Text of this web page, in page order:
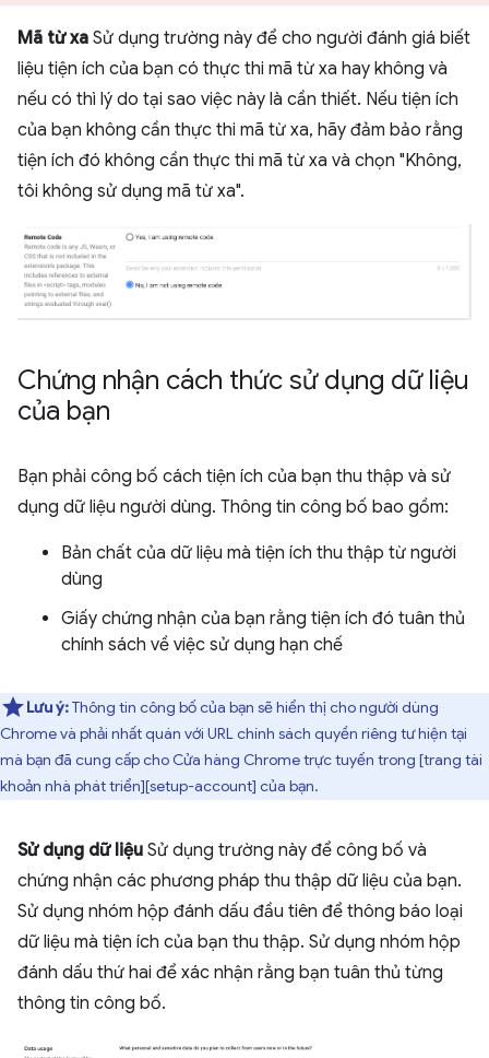
Mã từ xa Sử dụng trường này để cho người đánh giá biết
liệu tiện ích của bạn có thực thi mã từ xa hay không và
nếu có thì lý do tại sao việc này là cần thiết. Nếu tiện ích
của bạn không cần thực thi mã từ xa, hãy đảm bảo rằng
tiện ích đó không cần thực thi mã từ xa và chọn "Không,
tôi không sử dụng mã từ xa".
Chứng nhận cách thức sử dụng dữ liệu
của bạn
Bạn phải công bố cách tiện ích của bạn thu thập và sử
dụng dữ liệu người dùng. Thông tin công bố bao gồm:
Bản chất của dữ liệu mà tiện ích thu thập từ người
dùng
Giấy chứng nhận của bạn rằng tiện ích đó tuân thủ
chính sách về việc sử dụng hạn chế
Lưu ý:Thông tin công bố của bạn sẽ hiển thị cho người dùng
Chrome và phải nhất quán với URL chính sách quyền riêng tư hiện tại
mà bạn đã cung cấp cho Cửa hàng Chrome trực tuyến trong [trang tài
khoản nhà phát triển][setup-account] của bạn.
Sử dụng dữ liệu Sử dụng trường này để công bố và
chứng nhận các phương pháp thu thập dữ liệu của bạn.
Sử dụng nhóm hộp đánh dấu đầu tiên để thông báo loại
dữ liệu mà tiện ích của bạn thu thập. Sử dụng nhóm hộp
đánh dấu thứ hai để xác nhận rằng bạn tuân thủ từng
thông tin công bố.